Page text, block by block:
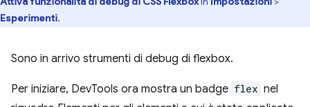
Esperimenti.
Sono in arrivo strumenti di debug di flexbox.
Per iniziare, DevTools ora mostra un badge flex nel